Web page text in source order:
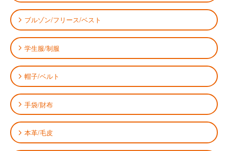
ブルゾン/フリース/ベスト
学生服/制服
帽子/ベルト
手袋/財布
本革/毛皮